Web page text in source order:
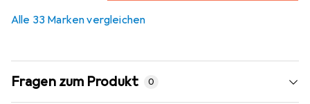
Alle 33 Marken vergleichen
Fragen zum Produkt 0